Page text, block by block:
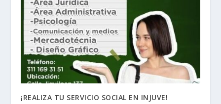
¡REALIZA TU SERVICIO SOCIAL EN INJUVE!